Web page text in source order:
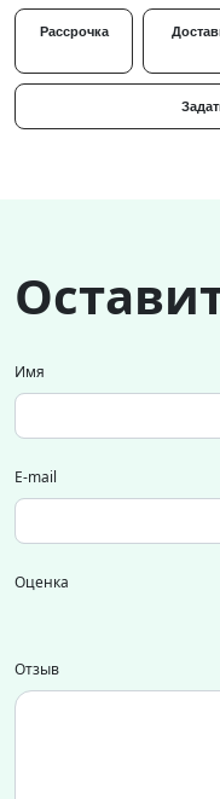
Рассрочка
Имя
E-mail
Оценка
Отзыв